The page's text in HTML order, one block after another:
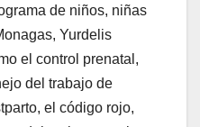
de niños, niñas
Yurdelis
el control prenatal,
del trabajo de
el código rojo,